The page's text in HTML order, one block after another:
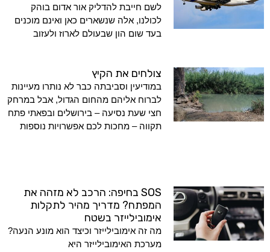
לשם חייבת להדליק אור אדום בוהק
לכולנו, אלה שנשארים כאן ואינם מוכנים
בעד שום הון שבעולם לארוז ולעזוב
צולחים את הקיץ
במודיעין וסביבתה כבר לא נותרו מעיינות
לברוח אליהם מהחום הגדול, אבל במרחק
חצי שעת נסיעה – בירושלים ובפאתי פתח
תקווה – מחכות לכם אפשרויות נוספות
SOS בחיפה: הרכב לא מזהה את
המפתח? מדריך מהיר לתקלות
אימובילייזר בשטח
מה זה אימובילייזר וכיצד הוא מונע הנעה?
מערכת האימובילייזר היא